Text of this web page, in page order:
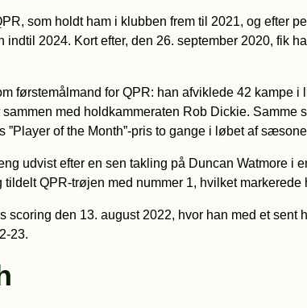
som holdt ham i klubben frem til 2021, og efter
2024. Kort efter, den 26. september 2020, fik
førstemålmand for QPR: han afviklede 42
med holdkammeraten Rob Dickie.
of the Month”-pris to gange i løbet af
udvist efter en sen takling på Duncan Watmore
QPR-trøjen med nummer 1, hvilket
den 13. august 2022, hvor han med et
23.